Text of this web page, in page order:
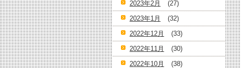
2023年2月
(27)
2023年1月
(32)
2022年12月
(33)
2022年11月
(30)
2022年10月
(38)